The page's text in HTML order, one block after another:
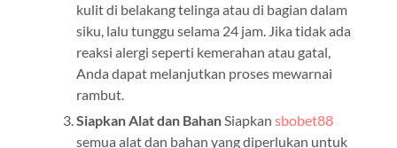
kulit di belakang telinga atau di bagian dalam
siku, lalu tunggu selama 24 jam. Jika tidak ada
reaksi alergi seperti kemerahan atau gatal,
Anda dapat melanjutkan proses mewarnai
rambut.
Siapkan Alat dan BahanSiapkan sbobet88
semua alat dan bahan yang diperlukan untuk